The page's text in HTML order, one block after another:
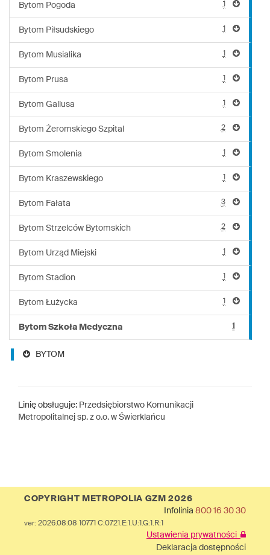
Bytom Pogoda 1
Bytom Piłsudskiego 1
Bytom Musialika 1
Bytom Prusa 1
Bytom Gallusa 1
Bytom Żeromskiego Szpital 2
Bytom Smolenia 1
Bytom Kraszewskiego 1
Bytom Fałata 3
Bytom Strzelców Bytomskich 2
Bytom Urząd Miejski 1
Bytom Stadion 1
Bytom Łużycka 1
Bytom Szkoła Medyczna 1
BYTOM
Linię obsługuje: Przedsiębiorstwo Komunikacji
Metropolitalnej sp. z o.o. w Świerklańcu
COPYRIGHT METROPOLIA GZM 2026
Infolinia 800 16 30 30
ver: 2026.08.08 10771 C:0721.E:1.U:1.G:1.R:1
Ustawienia prywatności
Deklaracja dostępności